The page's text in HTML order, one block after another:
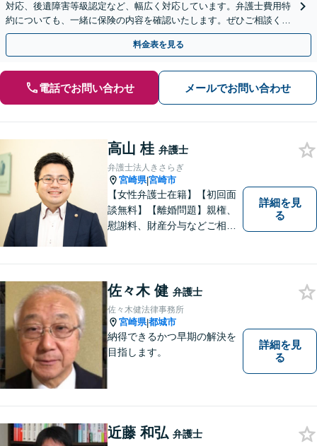
対応、後遺障害等級認定など、幅広く対応しています。弁護士費用特
約についても、一緒に保険の内容を確認いたします。ぜひご相談くだ
さい。【休日・夜間面談可】
料金表を見る
電話でお問い合わせ メールでお問い合わせ
高山 桂 弁護士
弁護士法人きさらぎ
宮崎県|宮崎市
【女性弁護士在籍】【初回面
談無料】【離婚問題】親権、
慰謝料、財産分与などご相談
Eやメールでの対応も可能です
【メガドンキ隣】
詳細を見
る
佐々木 健 弁護士
佐々木健法律事務所
宮崎県|都城市
納得できるかつ早期の解決を
目指します。
詳細を見
る
近藤 和弘 弁護士